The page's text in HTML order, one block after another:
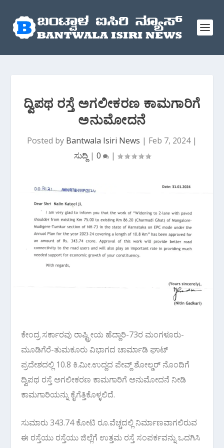
ದ್ವಿಪಥ ರಸ್ತೆ ಅಗಲೀಕರಣ ಕಾಮಗಾರಿಗೆ
ಅನುಮೋದನೆ
Posted by Bantwala Isiri News | Feb 7, 2024|
ಸುದ್ದಿ | 0 |
ಕೇಂದ್ರ ಸರ್ಕಾರವು ರಾಷ್ಟ್ರೀಯ ಹೆದ್ದಾರಿ-73ರ ಮಂಗಳೂರು-
ಮೂಡಿಗೆರೆ-ತುಮಕೂರು ವಿಭಾಗದ ಚಾರ್ಮಾಡಿ ಘಾಟ್
ಪ್ರದೇಶದಲ್ಲಿ 10.8 ಕಿ.ಮೀ.ಉದ್ದದ ಪೇವ್ದ್ ಶೋಲ್ಡರ್ ನೊಂದಿಗೆ
ದ್ವಿಪಥ ರಸ್ತೆ ಅಗಲೀಕರಣ ಕಾಮಗಾರಿಗೆ ಅನುಮೋದನೆ ನೀಡಿ
ಕಾಮಗಾರಿಯನ್ನು ಕೈಗೆತ್ತಿಕೊಳ್ಳಲಿದೆ.
ಸುಮಾರು 343.74 ಕೋಟಿ ರೂ.ವೆಚ್ಚದಲ್ಲಿ ನಿರ್ಮಾಣವಾಗಲಿರುವ
ಈ ರಸ್ತೆಯು ರಸ್ತೆಯು ಜಿಲ್ಲೆಗೆ ಉತ್ತಮ ರಸ್ತೆ ಸಂಪರ್ಕವನ್ನು ಒದಗಿಸಿ